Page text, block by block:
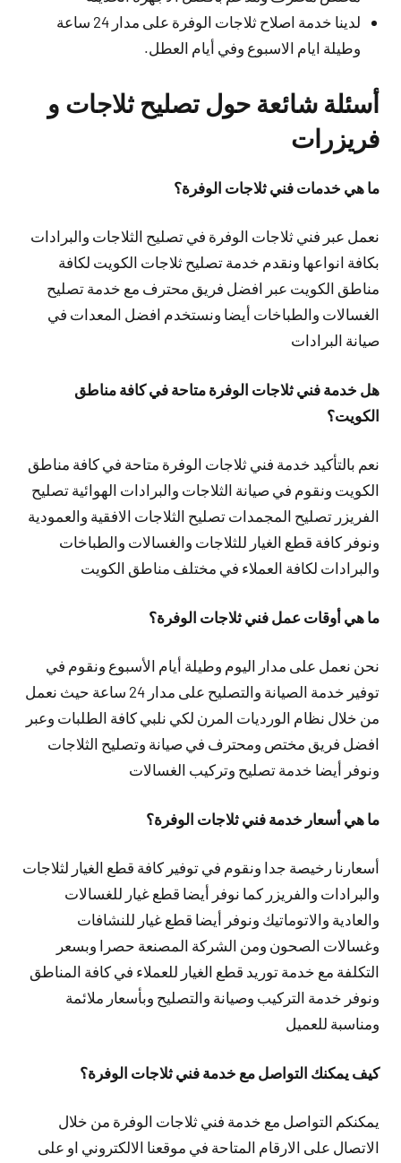
لدينا خدمة اصلاح ثلاجات الوفرة على مدار 24 ساعة
وطيلة ايام الاسبوع وفي أيام العطل.
أسئلة شائعة حول تصليح ثلاجات و
فريزرات
ما هي خدمات فني ثلاجات الوفرة؟
نعمل عبر فني ثلاجات الوفرة في تصليح الثلاجات والبرادات
بكافة انواعها ونقدم خدمة تصليح ثلاجات الكويت لكافة
مناطق الكويت عبر افضل فريق محترف مع خدمة تصليح
الغسالات والطباخات أيضا ونستخدم افضل المعدات في
صيانة البرادات
هل خدمة فني ثلاجات الوفرة متاحة في كافة مناطق
الكويت؟
نعم بالتأكيد خدمة فني ثلاجات الوفرة متاحة في كافة مناطق
الكويت ونقوم في صيانة الثلاجات والبرادات الهوائية تصليح
الفريزر تصليح المجمدات تصليح الثلاجات الافقية والعمودية
ونوفر كافة قطع الغيار للثلاجات والغسالات والطباخات
والبرادات لكافة العملاء في مختلف مناطق الكويت
ما هي أوقات عمل فني ثلاجات الوفرة؟
نحن نعمل على مدار اليوم وطيلة أيام الأسبوع ونقوم في
توفير خدمة الصيانة والتصليح على مدار 24 ساعة حيث نعمل
من خلال نظام الورديات المرن لكي نلبي كافة الطلبات وعبر
افضل فريق مختص ومحترف في صيانة وتصليح الثلاجات
ونوفر أيضا خدمة تصليح وتركيب الغسالات
ما هي أسعار خدمة فني ثلاجات الوفرة؟
أسعارنا رخيصة جدا ونقوم في توفير كافة قطع الغيار لثلاجات
والبرادات والفريزر كما نوفر أيضا قطع غيار للغسالات
والعادية والاتوماتيك ونوفر أيضا قطع غيار للنشافات
وغسالات الصحون ومن الشركة المصنعة حصرا وبسعر
التكلفة مع خدمة توريد قطع الغيار للعملاء في كافة المناطق
ونوفر خدمة التركيب وصيانة والتصليح وبأسعار ملائمة
ومناسبة للعميل
كيف يمكنك التواصل مع خدمة فني ثلاجات الوفرة؟
يمكنكم التواصل مع خدمة فني ثلاجات الوفرة من خلال
الاتصال على الارقام المتاحة في موقعنا الالكتروني او على